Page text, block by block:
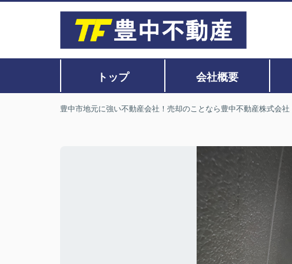
トップ 会社概要
豊中市地元に強い不動産会社！売却のことなら豊中不動産株式会社